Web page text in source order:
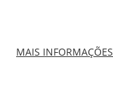
MAIS INFORMAÇÕES